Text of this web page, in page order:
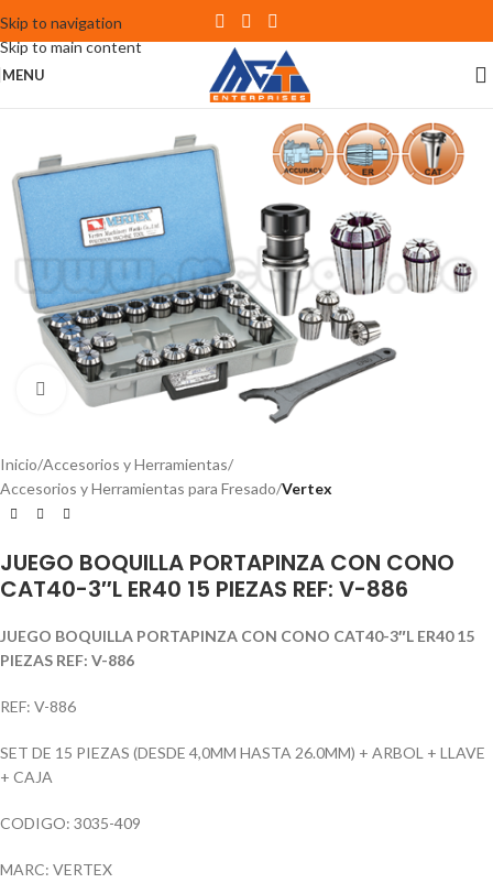
Skip to navigation
Skip to main content
MENU
Click to enlarge
Inicio Accesorios y Herramientas
Accesorios y Herramientas para Fresado Vertex
JUEGO BOQUILLA PORTAPINZA CON CONO
CAT40-3″L ER40 15 PIEZAS REF: V-886
JUEGO BOQUILLA PORTAPINZA CON CONO CAT40-3″L ER40 15
PIEZAS REF: V-886
REF: V-886
SET DE 15 PIEZAS (DESDE 4,0MM HASTA 26.0MM) + ARBOL + LLAVE
+ CAJA
CODIGO: 3035-409
MARC: VERTEX